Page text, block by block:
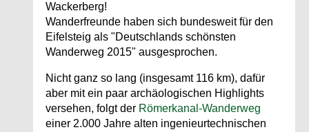
Wackerberg!
Wanderfreunde haben sich bundesweit für den
Eifelsteig als "Deutschlands schönsten
Wanderweg 2015" ausgesprochen.
Nicht ganz so lang (insgesamt 116 km), dafür
aber mit ein paar archäologischen Highlights
versehen, folgt der Römerkanal-Wanderweg
einer 2.000 Jahre alten ingenieurtechnischen